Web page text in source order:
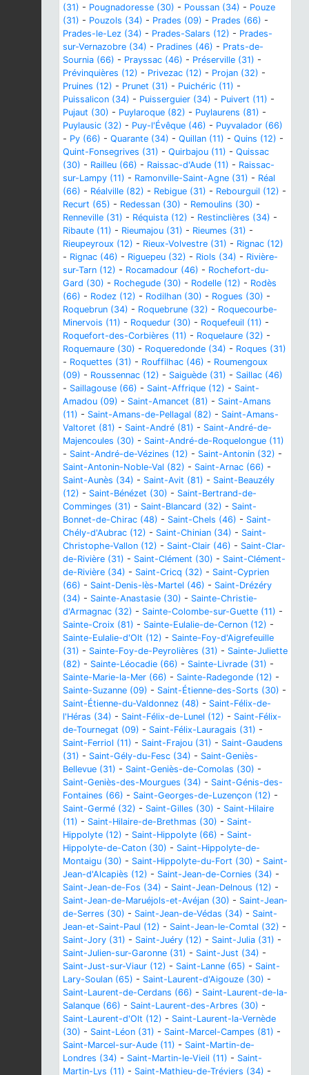
(31) - Pougnadoresse (30) - Poussan (34) - Pouze
(31) - Pouzols (34) - Prades (09) - Prades (66) -
Prades-le-Lez (34) - Prades-Salars (12) - Prades-
sur-Vernazobre (34) - Pradines (46) - Prats-de-
Sournia (66) - Prayssac (46) - Préserville (31) -
Prévinquières (12) - Privezac (12) - Projan (32) -
Pruines (12) - Prunet (31) - Puichéric (11) -
Puissalicon (34) - Puisserguier (34) - Puivert (11) -
Pujaut (30) - Puylaroque (82) - Puylaurens (81) -
Puylausic (32) - Puy-l'Évêque (46) - Puyvalador (66)
- Py (66) - Quarante (34) - Quillan (11) - Quins (12) -
Quint-Fonsegrives (31) - Quirbajou (11) - Quissac
(30) - Railleu (66) - Raissac-d'Aude (11) - Raissac-
sur-Lampy (11) - Ramonville-Saint-Agne (31) - Réal
(66) - Réalville (82) - Rebigue (31) - Rebourguil (12) -
Recurt (65) - Redessan (30) - Remoulins (30) -
Renneville (31) - Réquista (12) - Restinclières (34) -
Ribaute (11) - Rieumajou (31) - Rieumes (31) -
Rieupeyroux (12) - Rieux-Volvestre (31) - Rignac (12)
- Rignac (46) - Riguepeu (32) - Riols (34) - Rivière-
sur-Tarn (12) - Rocamadour (46) - Rochefort-du-
Gard (30) - Rochegude (30) - Rodelle (12) - Rodès
(66) - Rodez (12) - Rodilhan (30) - Rogues (30) -
Roquebrun (34) - Roquebrune (32) - Roquecourbe-
Minervois (11) - Roquedur (30) - Roquefeuil (11) -
Roquefort-des-Corbières (11) - Roquelaure (32) -
Roquemaure (30) - Roqueredonde (34) - Roques (31)
- Roquettes (31) - Rouffilhac (46) - Roumengoux
(09) - Roussennac (12) - Saiguède (31) - Saillac (46)
- Saillagouse (66) - Saint-Affrique (12) - Saint-
Amadou (09) - Saint-Amancet (81) - Saint-Amans
(11) - Saint-Amans-de-Pellagal (82) - Saint-Amans-
Valtoret (81) - Saint-André (81) - Saint-André-de-
Majencoules (30) - Saint-André-de-Roquelongue (11)
- Saint-André-de-Vézines (12) - Saint-Antonin (32) -
Saint-Antonin-Noble-Val (82) - Saint-Arnac (66) -
Saint-Aunès (34) - Saint-Avit (81) - Saint-Beauzély
(12) - Saint-Bénézet (30) - Saint-Bertrand-de-
Comminges (31) - Saint-Blancard (32) - Saint-
Bonnet-de-Chirac (48) - Saint-Chels (46) - Saint-
Chély-d'Aubrac (12) - Saint-Chinian (34) - Saint-
Christophe-Vallon (12) - Saint-Clair (46) - Saint-Clar-
de-Rivière (31) - Saint-Clément (30) - Saint-Clément-
de-Rivière (34) - Saint-Cricq (32) - Saint-Cyprien
(66) - Saint-Denis-lès-Martel (46) - Saint-Drézéry
(34) - Sainte-Anastasie (30) - Sainte-Christie-
d'Armagnac (32) - Sainte-Colombe-sur-Guette (11) -
Sainte-Croix (81) - Sainte-Eulalie-de-Cernon (12) -
Sainte-Eulalie-d'Olt (12) - Sainte-Foy-d'Aigrefeuille
(31) - Sainte-Foy-de-Peyrolières (31) - Sainte-Juliette
(82) - Sainte-Léocadie (66) - Sainte-Livrade (31) -
Sainte-Marie-la-Mer (66) - Sainte-Radegonde (12) -
Sainte-Suzanne (09) - Saint-Étienne-des-Sorts (30) -
Saint-Étienne-du-Valdonnez (48) - Saint-Félix-de-
l'Héras (34) - Saint-Félix-de-Lunel (12) - Saint-Félix-
de-Tournegat (09) - Saint-Félix-Lauragais (31) -
Saint-Ferriol (11) - Saint-Frajou (31) - Saint-Gaudens
(31) - Saint-Gély-du-Fesc (34) - Saint-Geniès-
Bellevue (31) - Saint-Geniès-de-Comolas (30) -
Saint-Geniès-des-Mourgues (34) - Saint-Génis-des-
Fontaines (66) - Saint-Georges-de-Luzençon (12) -
Saint-Germé (32) - Saint-Gilles (30) - Saint-Hilaire
(11) - Saint-Hilaire-de-Brethmas (30) - Saint-
Hippolyte (12) - Saint-Hippolyte (66) - Saint-
Hippolyte-de-Caton (30) - Saint-Hippolyte-de-
Montaigu (30) - Saint-Hippolyte-du-Fort (30) - Saint-
Jean-d'Alcapiès (12) - Saint-Jean-de-Cornies (34) -
Saint-Jean-de-Fos (34) - Saint-Jean-Delnous (12) -
Saint-Jean-de-Maruéjols-et-Avéjan (30) - Saint-Jean-
de-Serres (30) - Saint-Jean-de-Védas (34) - Saint-
Jean-et-Saint-Paul (12) - Saint-Jean-le-Comtal (32) -
Saint-Jory (31) - Saint-Juéry (12) - Saint-Julia (31) -
Saint-Julien-sur-Garonne (31) - Saint-Just (34) -
Saint-Just-sur-Viaur (12) - Saint-Lanne (65) - Saint-
Lary-Soulan (65) - Saint-Laurent-d'Aigouze (30) -
Saint-Laurent-de-Cerdans (66) - Saint-Laurent-de-la-
Salanque (66) - Saint-Laurent-des-Arbres (30) -
Saint-Laurent-d'Olt (12) - Saint-Laurent-la-Vernède
(30) - Saint-Léon (31) - Saint-Marcel-Campes (81) -
Saint-Marcel-sur-Aude (11) - Saint-Martin-de-
Londres (34) - Saint-Martin-le-Vieil (11) - Saint-
Martin-Lys (11) - Saint-Mathieu-de-Tréviers (34) -